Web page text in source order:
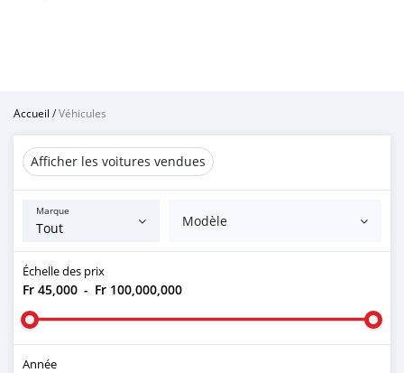
Accueil /Véhicules
Afficher les voitures vendues
Marque
Modèle
Échelle des prix
Fr 45,000 - Fr 100,000,000
Année